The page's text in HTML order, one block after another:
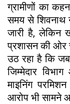
ग्रामीणों का
समय से शिवनाथ
जारी है, लेकिन
प्रशासन की ओर
उठ रहा है कि जब
जिम्मेदार
माइनिंग
आरोप भी सामने